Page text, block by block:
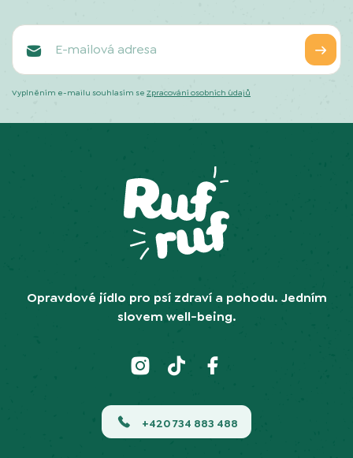
Vyplněním e-mailu souhlasím se Zpracování osobních údajů
Opravdové jídlo pro psí zdraví a pohodu. Jedním
slovem well-being.
+420 734 883 488